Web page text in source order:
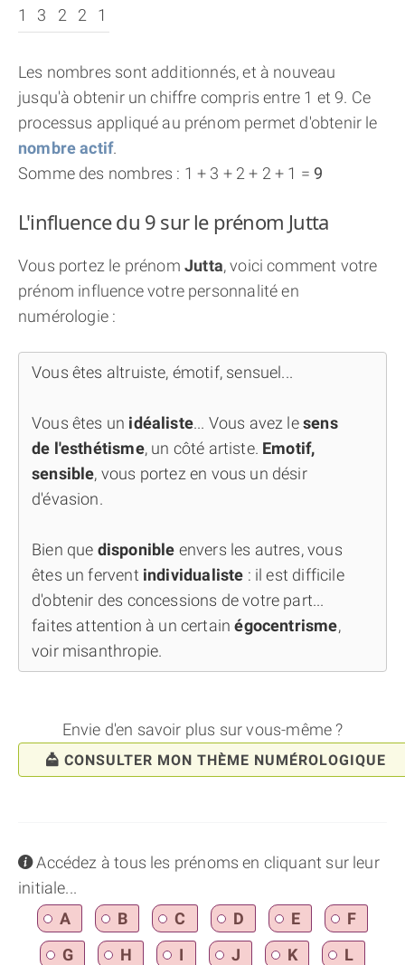
1
3 2 2 1
Les nombres sont additionnés, et à nouveau
jusqu'à obtenir un chiffre compris entre 1 et 9. Ce
processus appliqué au prénom permet d'obtenir le
nombre actif.
Somme des nombres : 1 + 3 + 2 + 2 + 1 = 9
L'influence du 9 sur le prénom Jutta
Vous portez le prénom Jutta, voici comment votre
prénom influence votre personnalité en
numérologie :
Vous êtes altruiste, émotif, sensuel...
Vous êtes un idéaliste... Vous avez lesens
de l'esthétisme, un côté artiste. Emotif,
sensible, vous portez en vous un désir
d'évasion.
Bien que disponible envers les autres, vous
êtes un fervent individualiste : il est difficile
d'obtenir des concessions de votre part...
faites attention à un certainégocentrisme,
voir misanthropie.
Envie d'en savoir plus sur vous-même ?
CONSULTER MON THÈME NUMÉROLOGIQUE
infoAccédez à tous les prénoms en cliquant sur leur
initiale...
A
B C D E
F
G
H I J K
L